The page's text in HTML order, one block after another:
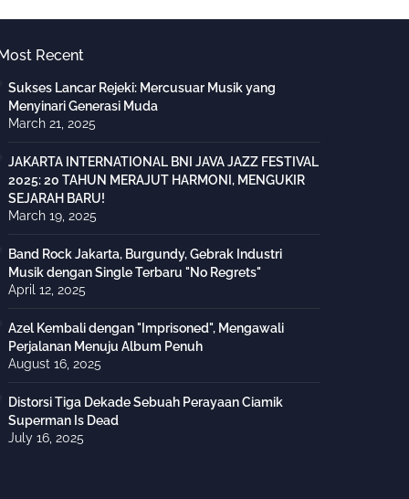
Recent
Sukses Lancar Rejeki: Mercusuar Musik yang
Menyinari Generasi Muda
March 21, 2025
JAKARTA INTERNATIONAL BNI JAVA JAZZ FESTIVAL
2025: 20 TAHUN MERAJUT HARMONI, MENGUKIR
SEJARAH BARU!
March 19, 2025
Band Rock Jakarta, Burgundy, Gebrak Industri
Musik dengan Single Terbaru "No Regrets"
April 12, 2025
Azel Kembali dengan "Imprisoned", Mengawali
Perjalanan Menuju Album Penuh
August 16, 2025
Distorsi Tiga Dekade Sebuah Perayaan Ciamik
Superman Is Dead
July 16, 2025